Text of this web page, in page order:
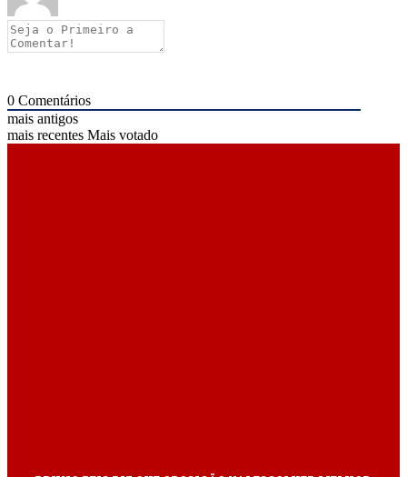
0 Comentários
mais antigos
mais recentes Mais votado